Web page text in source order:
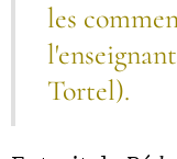
les
Tortel).